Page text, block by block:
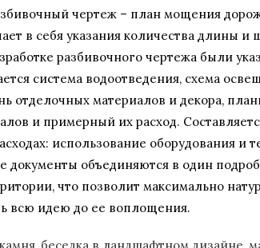
чертеж – план мощения
в себя указания количества длины
разбивочного чертежа были
система водоотведения, схема
отделочных материалов и декора,
и примерный их расход.
использование оборудования и
документы объединяются в один
что позволит максимально
всю идею до ее воплощения.